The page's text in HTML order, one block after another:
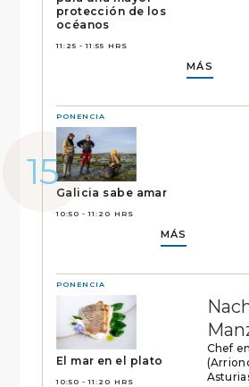
protección de los
océanos
11:25 - 11:55 HRS
MÁS
PONENCIA
Galicia sabe amar
10:50 - 11:20 HRS
MÁS
PONENCIA
El mar en el plato
10:50 - 11:20 HRS
Chef